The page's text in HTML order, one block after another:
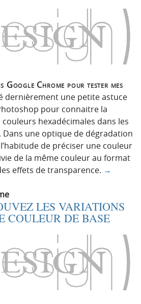
Google Chrome pour tester mes
dernièrement une petite astuce
pour connaitre la
hexadécimales dans les
Dans une optique de dégradation
de préciser une couleur
de la même couleur au format
effets de transparence. →
LES VARIATIONS
COULEUR DE BASE